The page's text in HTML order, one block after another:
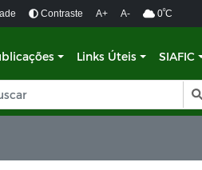
Contraste A+ A- 0ºC
Links Úteis SIAFIC